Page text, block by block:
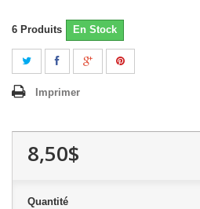
6 Produits En Stock
Imprimer
8,50$
Quantité